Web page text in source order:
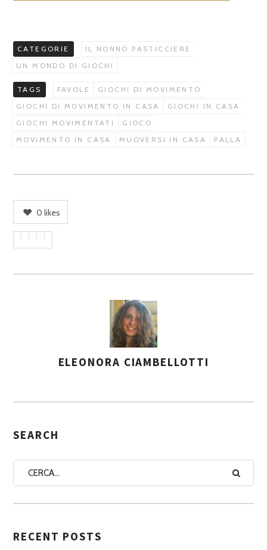
CATEGORIE
IL NONNO PASTICCIERE
UN MONDO DI GIOCHI
TAGS FAVOLE
GIOCHI DI MOVIMENTO
GIOCHI DI MOVIMENTO IN CASA
GIOCHI IN CASA
GIOCHI MOVIMENTATI
GIOCO
MOVIMENTO IN CASA
MUOVERSI IN CASA PALLA
0 likes
S
G
A
U
O
ELEONORA CIAMBELLOTTI
SEARCH
RECENT POSTS